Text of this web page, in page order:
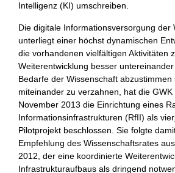
Intelligenz (KI) umschreiben.
Die digitale Informationsversorgung der
unterliegt einer höchst dynamischen
die vorhandenen vielfältigen Aktivitäten
Weiterentwicklung besser
Bedarfe der Wissenschaft abzustimmen
miteinander zu verzahnen, hat die GWK
November 2013 die Einrichtung eines
Informationsinfrastrukturen (RfII) als
Pilotprojekt beschlossen. Sie folgte
Empfehlung des Wissenschaftsrates
2012, der eine koordinierte
Infrastrukturaufbaus als dringend